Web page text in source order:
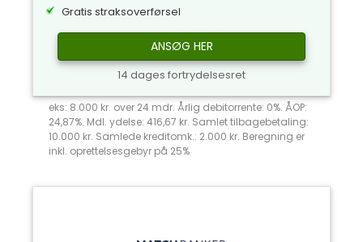
Gratis straksoverførsel
ANSØG HER
14 dages fortrydelsesret
eks: 8.000 kr. over 24 mdr. Årlig debitorrente: 0%. ÅOP:
24,87%. Mdl. ydelse: 416,67 kr. Samlet tilbagebetaling:
10.000 kr. Samlede kreditomk.: 2.000 kr. Beregning er
inkl. oprettelsesgebyr på 25%